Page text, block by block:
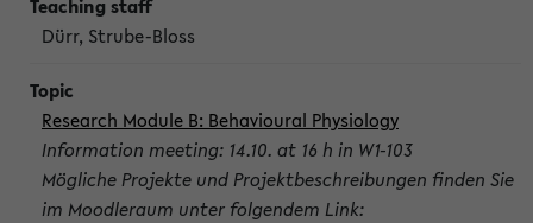
Dürr, Strube-Bloss
Research Module B: Behavioural Physiology
Information meeting: 14.10. at 16 h in W1-103
Mögliche Projekte und Projektbeschreibungen finden Sie
im Moodleraum unter folgendem Link: